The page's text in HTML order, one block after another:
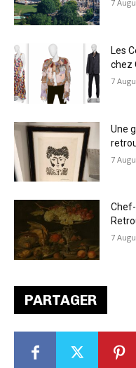
PARTAGER
7
Les
chez
7
Une
7
7